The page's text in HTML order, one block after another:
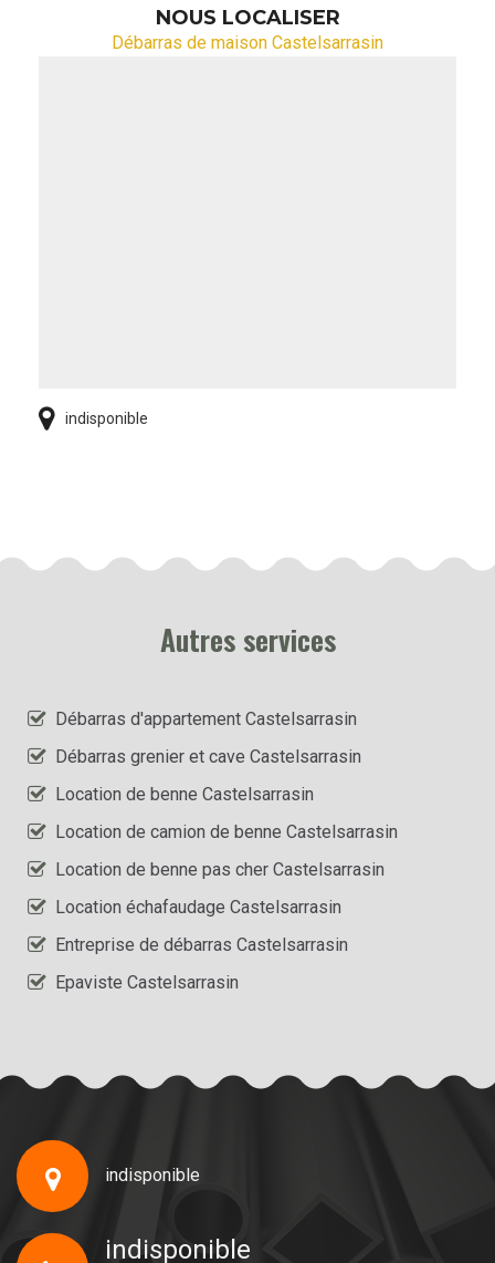
NOUS LOCALISER
Débarras de maison Castelsarrasin
indisponible
Autres services
Débarras d'appartement Castelsarrasin
Débarras grenier et cave Castelsarrasin
Location de benne Castelsarrasin
Location de camion de benne Castelsarrasin
Location de benne pas cher Castelsarrasin
Location échafaudage Castelsarrasin
Entreprise de débarras Castelsarrasin
Epaviste Castelsarrasin
indisponible
indisponible